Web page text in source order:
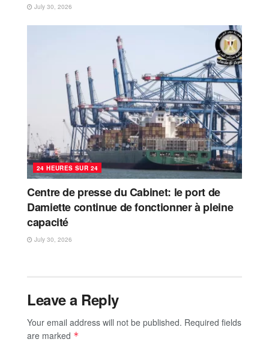
July 30, 2026
24 HEURES SUR 24
Centre de presse du Cabinet: le port de
Damiette continue de fonctionner à pleine
capacité
July 30, 2026
Leave a Reply
Your email address will not be published. Required fields
are marked *